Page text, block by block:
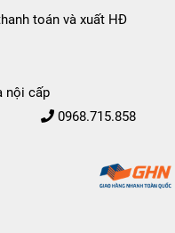
toán và xuất HĐ
nội cấp
0968.715.858